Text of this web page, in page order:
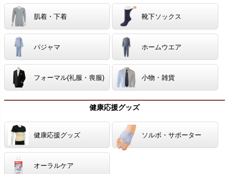
肌着・下着 靴下ソックス
パジャマ ホームウエア
フォーマル(礼服・喪服) 小物・雑貨
健康応援グッズ
健康応援グッズ ソルボ・サポーター
オーラルケア